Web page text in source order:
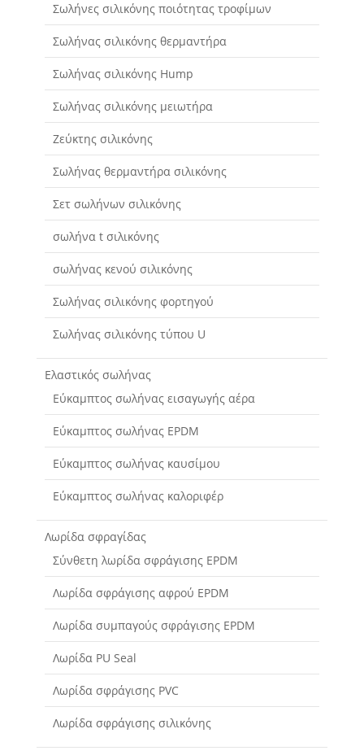
Σωλήνες σιλικόνης ποιότητας τροφίμων
Σωλήνας σιλικόνης θερμαντήρα
Σωλήνας σιλικόνης Hump
Σωλήνας σιλικόνης μειωτήρα
Ζεύκτης σιλικόνης
Σωλήνας θερμαντήρα σιλικόνης
Σετ σωλήνων σιλικόνης
σωλήνα t σιλικόνης
σωλήνας κενού σιλικόνης
Σωλήνας σιλικόνης φορτηγού
Σωλήνας σιλικόνης τύπου U
Ελαστικός σωλήνας
Εύκαμπτος σωλήνας εισαγωγής αέρα
Εύκαμπτος σωλήνας EPDM
Εύκαμπτος σωλήνας καυσίμου
Εύκαμπτος σωλήνας καλοριφέρ
Λωρίδα σφραγίδας
Σύνθετη λωρίδα σφράγισης EPDM
Λωρίδα σφράγισης αφρού EPDM
Λωρίδα συμπαγούς σφράγισης EPDM
Λωρίδα PU Seal
Λωρίδα σφράγισης PVC
Λωρίδα σφράγισης σιλικόνης